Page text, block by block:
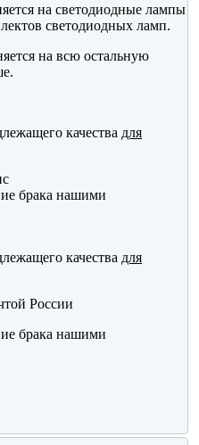
на светодиодные лампы
светодиодных ламп.
на всю остальную
качества для
брака нашими
качества для
России
брака нашими